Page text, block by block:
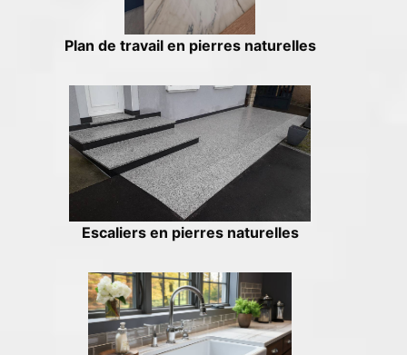
Plan de travail en pierres naturelles
Escaliers en pierres naturelles